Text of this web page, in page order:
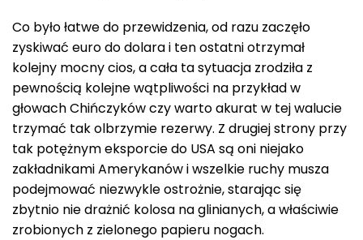
Co było łatwe do przewidzenia, od razu zaczęło
zyskiwać euro do dolara i ten ostatni otrzymał
kolejny mocny cios, a cała ta sytuacja zrodziła z
pewnością kolejne wątpliwości na przykład w
głowach Chińczyków czy warto akurat w tej walucie
trzymać tak olbrzymie rezerwy. Z drugiej strony przy
tak potężnym eksporcie do USA są oni niejako
zakładnikami Amerykanów i wszelkie ruchy musza
podejmować niezwykle ostrożnie, starając się
zbytnio nie drażnić kolosa na glinianych, a właściwie
zrobionych z zielonego papieru nogach.